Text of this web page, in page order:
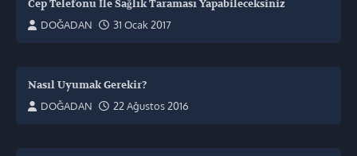
Cep Telefonu İle Sağlık Taraması Yapabileceksiniz
DOĞADAN
31 Ocak 2017
Nasıl Uyumak Gerekir?
DOĞADAN
22 Ağustos 2016